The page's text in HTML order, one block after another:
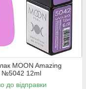
MOON Amazing
№5042 12ml
до відправки